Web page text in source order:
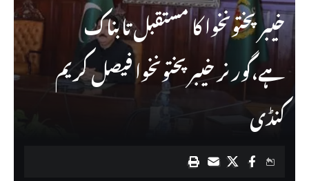
خیبرپختونخوا کا مستقبل تابناک
ہے،گورنر خیبر پختونخوا فیصل کریم
کنڈی